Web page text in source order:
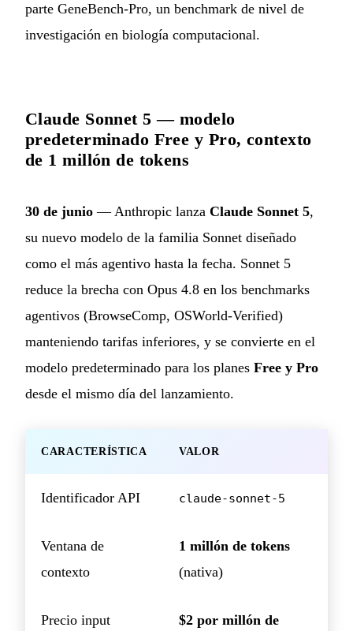
parte GeneBench-Pro, un benchmark de nivel de
investigación en biología computacional.
Claude Sonnet 5 — modelo
predeterminado Free y Pro, contexto
de 1 millón de tokens
30 de junio — Anthropic lanza Claude Sonnet 5,
su nuevo modelo de la familia Sonnet diseñado
como el más agentivo hasta la fecha. Sonnet 5
reduce la brecha con Opus 4.8 en los benchmarks
agentivos (BrowseComp, OSWorld-Verified)
manteniendo tarifas inferiores, y se convierte en el
modelo predeterminado para los planes Free y Pro
desde el mismo día del lanzamiento.
CARACTERÍSTICA VALOR
Identificador API claude-sonnet-5
Ventana de
contexto
1 millón de tokens
(nativa)
Precio input
$2 por millón de